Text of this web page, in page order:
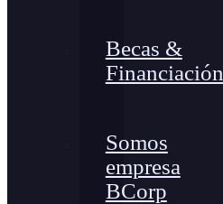
Becas &
Financiación
Somos
empresa
BCorp